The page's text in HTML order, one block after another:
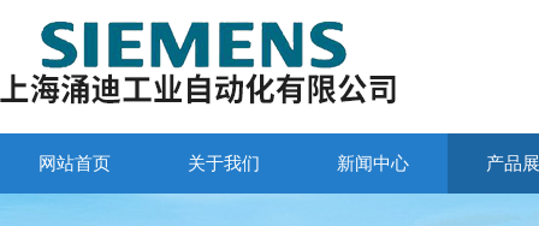
网站首页 关于我们 新闻中心 产品